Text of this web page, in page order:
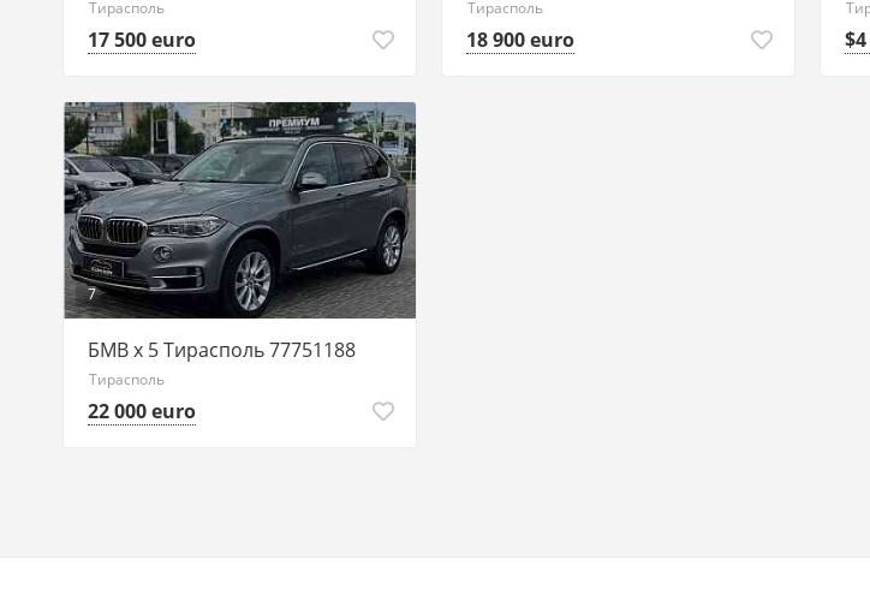
Тирасполь
17 500 euro
Тирасполь
18 900 euro
7
БМВ х 5 Тирасполь 77751188
Тирасполь
22 000 euro